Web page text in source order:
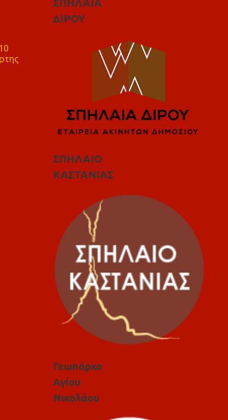
ΣΠΗΛΑΙΑ
ΔΙΡΟΥ
ΣΠΗΛΑΙΟ
ΚΑΣΤΑΝΙΑΣ
Γεωπάρκο
Αγίου
Νικολάου